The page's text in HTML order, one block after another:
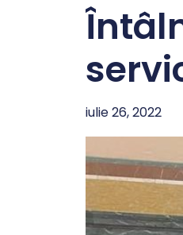
iulie 26, 2022